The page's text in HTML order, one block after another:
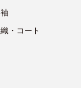
・コート